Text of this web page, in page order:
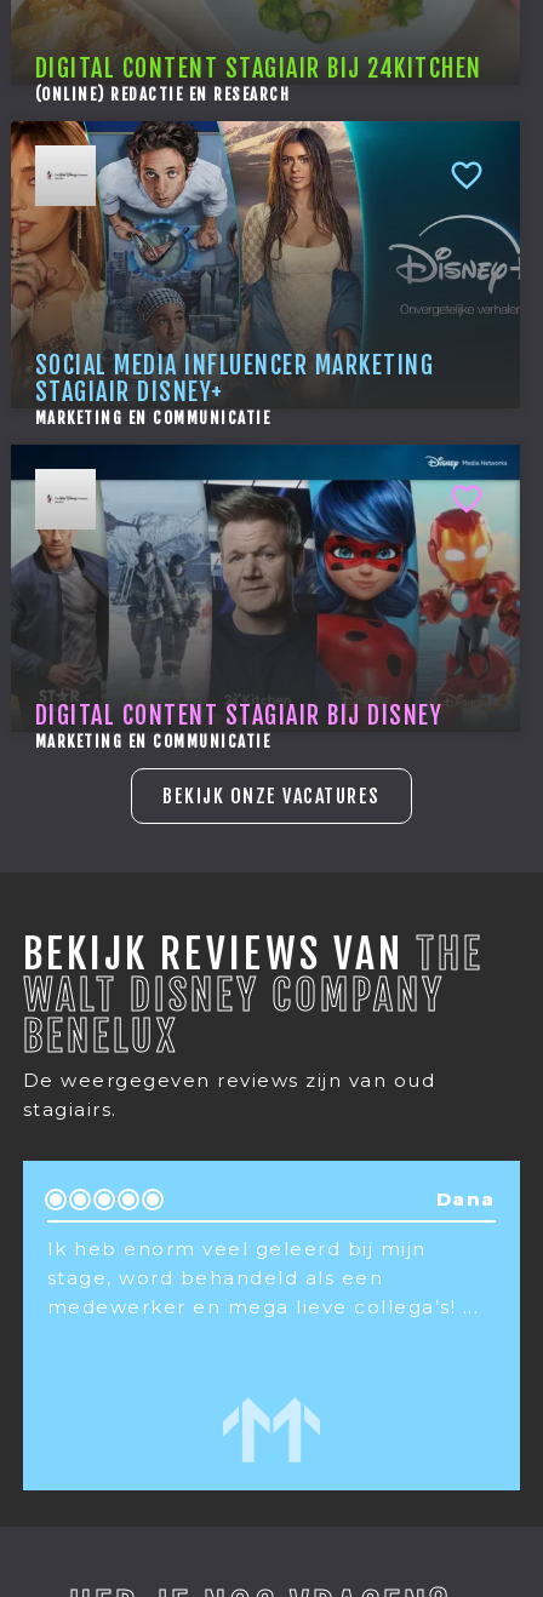
DIGITAL CONTENT STAGIAIR BIJ 24KITCHEN
(ONLINE) REDACTIE EN RESEARCH
SOCIAL MEDIA INFLUENCER MARKETING
STAGIAIR DISNEY+
MARKETING EN COMMUNICATIE
DIGITAL CONTENT STAGIAIR BIJ DISNEY
MARKETING EN COMMUNICATIE
BEKIJK ONZE VACATURES
BEKIJK REVIEWS VAN THE
WALT DISNEY COMPANY
BENELUX
De weergegeven reviews zijn van oud
stagiairs.
Sarah
Ik heb er een super leuke tijd gehad
met geweldige mensen. Ik heb er
geleerd social media posts te m...